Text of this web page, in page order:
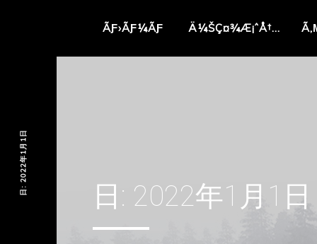
ÃƑ›ÃƑ¼ÃƑ Ä¼ŠÇ¤¾Æ¡ˆÅ†…
日: 2022年1月1日
日: 2022年1月1日